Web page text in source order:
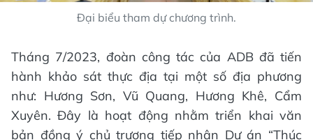
Đại biểu tham dự chương trình.
Tháng 7/2023, đoàn công tác của ADB đã tiến
hành khảo sát thực địa tại một số địa phương
như: Hương Sơn, Vũ Quang, Hương Khê, Cẩm
Xuyên. Đây là hoạt động nhằm triển khai văn
bản đồng ý chủ trương tiếp nhận Dự án “Thúc